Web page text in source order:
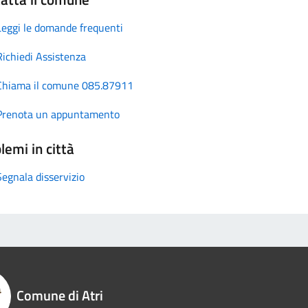
le domande frequenti
Assistenza
il comune 085.87911
un appuntamento
in città
disservizio
Comune di Atri